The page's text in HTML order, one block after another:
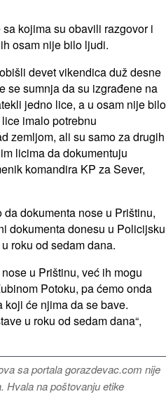
kojima su obavili razgovor i
osam nije bilo ljudi.
devet vikendica duž desne
se sumnja da su izgrađene na
jedno lice, a u osam nije bilo
imalo potrebnu
zemljom, ali su samo za drugih
licima da dokumentuju
komandira KP za Sever,
dokumenta nose u Prištinu,
dokumenta donesu u Policijsku
roku od sedam dana.
u Prištinu, već ih mogu
Potoku, pa ćemo onda
koji će njima da se bave.
u roku od sedam dana“,
sa portala gorazdevac.com nije
Hvala na poštovanju etike